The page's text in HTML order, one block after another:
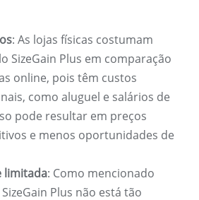
: As lojas físicas costumam
SizeGain Plus em comparação
online, pois têm custos
como aluguel e salários de
pode resultar em preços
e menos oportunidades de
limitada: Como mencionado
Plus não está tão